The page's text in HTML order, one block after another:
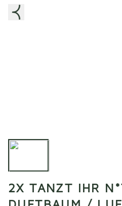
2X TANZT IHR